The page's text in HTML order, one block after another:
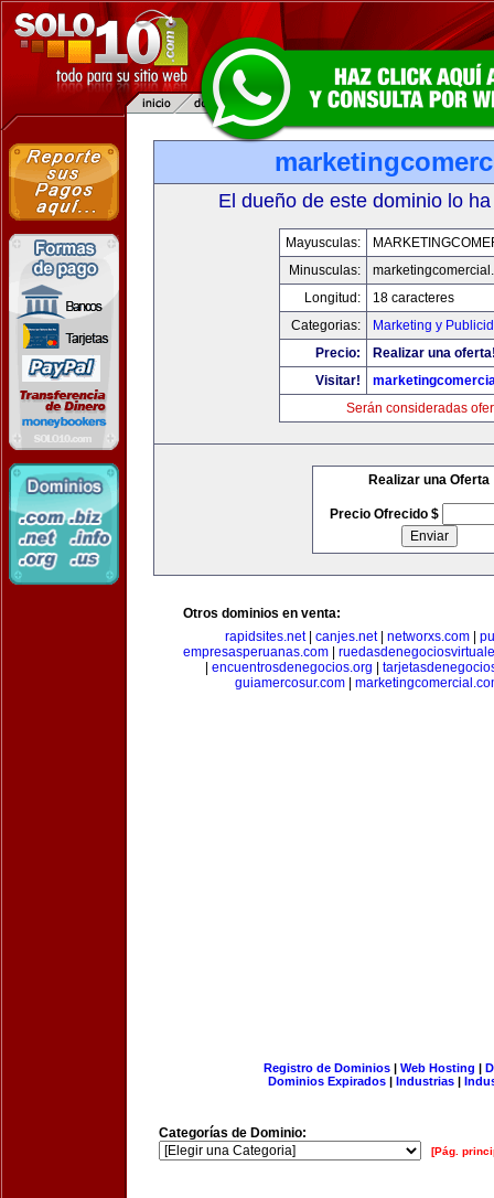
El dueño de este dominio lo
Mayusculas:
Minusculas:
Longitud:
18 caracteres
Categorias:
Marketing y
Precio:
Realizar una
Visitar!
Serán consideradas
Realizar una Oferta
Precio Ofrecido $
Otros dominios en venta:
rapidsites.net| canjes.net| networxs.com
empresasperuanas.com
encuentrosdenegocios.org
guiamercosur.com
Registro de Dominios| Web Hosting |
Dominios Expirados | Industrias |
Categorías de Dominio:
[Pág.